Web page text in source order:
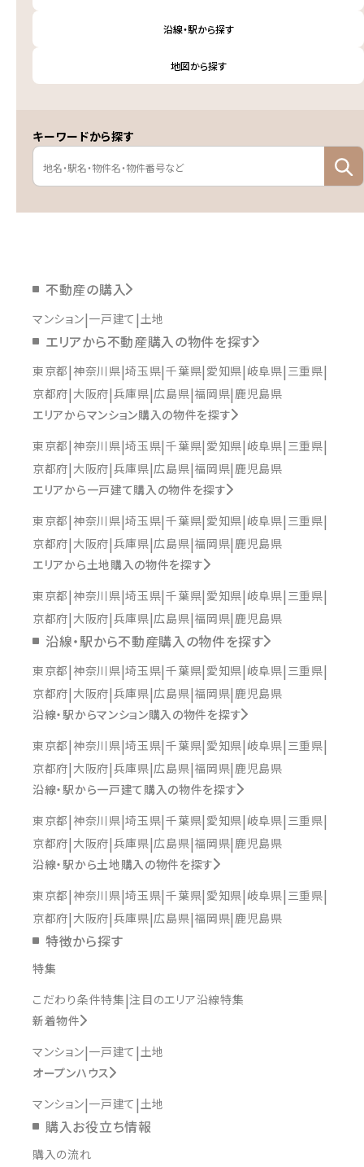
沿線・駅から探す
地図から探す
キーワードから探す
不動産の購入
マンション 一戸建て 土地
エリアから不動産購入の物件を探す
東京都 神奈川県 埼玉県 千葉県 愛知県 岐阜県 三重県
京都府 大阪府 兵庫県 広島県 福岡県 鹿児島県
エリアからマンション購入の物件を探す
東京都 神奈川県 埼玉県 千葉県 愛知県 岐阜県 三重県
京都府 大阪府 兵庫県 広島県 福岡県 鹿児島県
エリアから一戸建て購入の物件を探す
東京都 神奈川県 埼玉県 千葉県 愛知県 岐阜県 三重県
京都府 大阪府 兵庫県 広島県 福岡県 鹿児島県
エリアから土地購入の物件を探す
東京都 神奈川県 埼玉県 千葉県 愛知県 岐阜県 三重県
京都府 大阪府 兵庫県 広島県 福岡県 鹿児島県
沿線・駅から不動産購入の物件を探す
東京都 神奈川県 埼玉県 千葉県 愛知県 岐阜県 三重県
京都府 大阪府 兵庫県 広島県 福岡県 鹿児島県
沿線・駅からマンション購入の物件を探す
東京都 神奈川県 埼玉県 千葉県 愛知県 岐阜県 三重県
京都府 大阪府 兵庫県 広島県 福岡県 鹿児島県
沿線・駅から一戸建て購入の物件を探す
東京都 神奈川県 埼玉県 千葉県 愛知県 岐阜県 三重県
京都府 大阪府 兵庫県 広島県 福岡県 鹿児島県
沿線・駅から土地購入の物件を探す
東京都 神奈川県 埼玉県 千葉県 愛知県 岐阜県 三重県
京都府 大阪府 兵庫県 広島県 福岡県 鹿児島県
特徴から探す
特集
こだわり条件特集 注目のエリア沿線特集
新着物件
マンション 一戸建て 土地
オープンハウス
マンション 一戸建て 土地
購入お役立ち情報
購入の流れ